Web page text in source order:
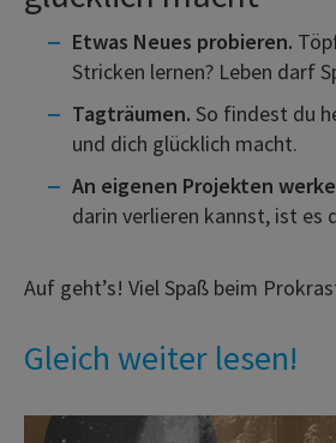
Etwas Neues probieren.
Stricken lernen? Leben darf
Tagträumen. So findest du
und dich glücklich macht.
An eigenen Projekten
darin verlieren kannst, ist es
Auf geht’s! Viel Spaß beim
Gleich weiter lesen!